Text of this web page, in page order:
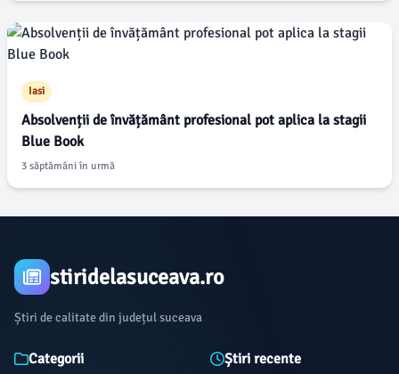
Iasi
Absolvenții de învățământ profesional pot aplica la stagii
Blue Book
3 săptămâni în urmă
stiridelasuceava.ro
Știri de calitate din județul suceava
Categorii Știri recente